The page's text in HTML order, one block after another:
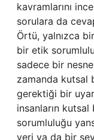
kavramlarını
sorulara da
Örtü, yalnızca
bir etik
sadece bir
zamanda kutsal
gerektiği bir
insanların kutsal
sorumluluğu
yeri ya da bir